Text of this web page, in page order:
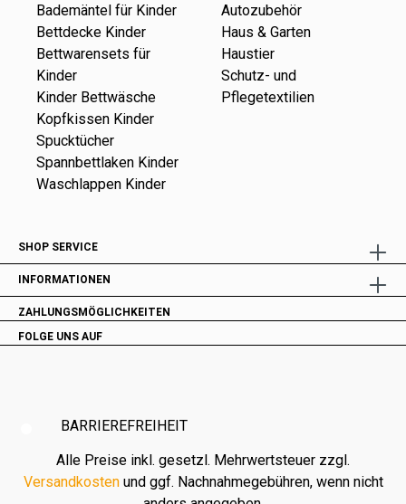
Bademäntel für Kinder
Bettdecke Kinder
Bettwarensets für
Kinder
Kinder Bettwäsche
Kopfkissen Kinder
Spucktücher
Spannbettlaken Kinder
Waschlappen Kinder
Autozubehör
Haus & Garten
Haustier
Schutz- und
Pflegetextilien
SHOP SERVICE
INFORMATIONEN
ZAHLUNGSMÖGLICHKEITEN
FOLGE UNS AUF
BARRIEREFREIHEIT
Alle Preise inkl. gesetzl. Mehrwertsteuer zzgl.
Versandkostenund ggf. Nachnahmegebühren, wenn nicht